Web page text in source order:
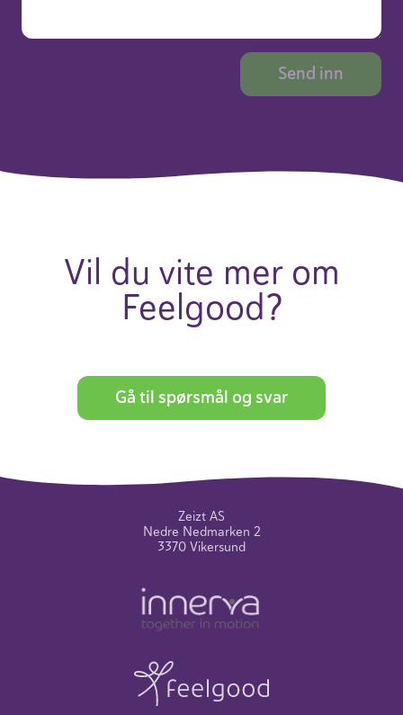
Vil du vite mer om
Feel­good?
Gå til spørsmål og svar
Zeizt AS
Nedre Nedmarken 2
3370 Vikersund